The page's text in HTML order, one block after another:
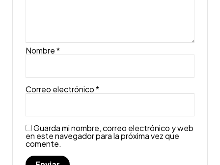
Nombre*
Correo electrónico*
Guarda mi nombre, correo electrónico y web
en este navegador para la próxima vez que
comente.